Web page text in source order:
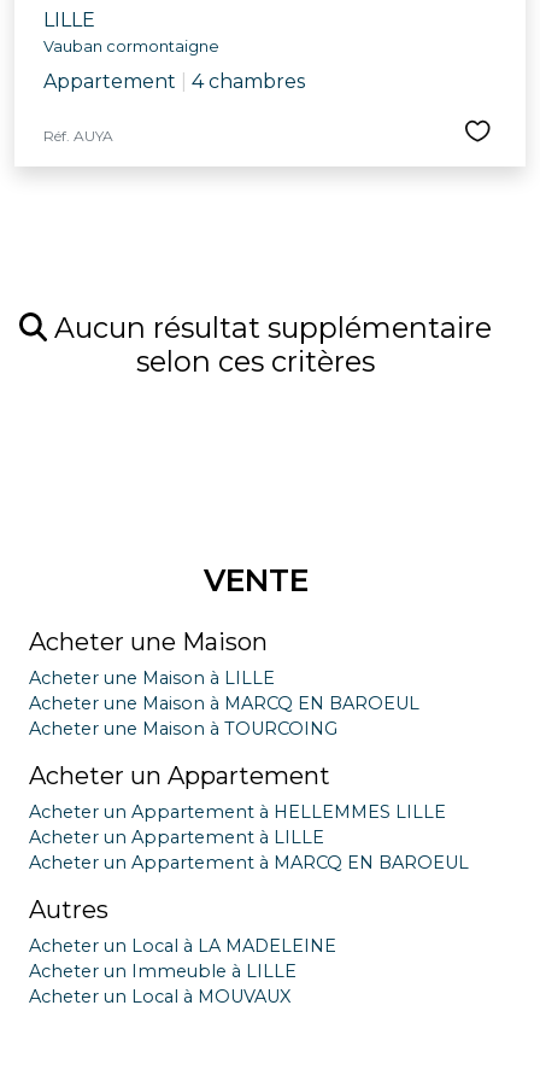
LILLE
Vauban cormontaigne
Appartement 4 chambres
Réf. AUYA
Aucun résultat supplémentaire
selon ces critères
VENTE
Acheter une Maison
Acheter une Maison à LILLE
Acheter une Maison à MARCQ EN BAROEUL
Acheter une Maison à TOURCOING
Acheter un Appartement
Acheter un Appartement à HELLEMMES LILLE
Acheter un Appartement à LILLE
Acheter un Appartement à MARCQ EN BAROEUL
Autres
Acheter un Local à LA MADELEINE
Acheter un Immeuble à LILLE
Acheter un Local à MOUVAUX